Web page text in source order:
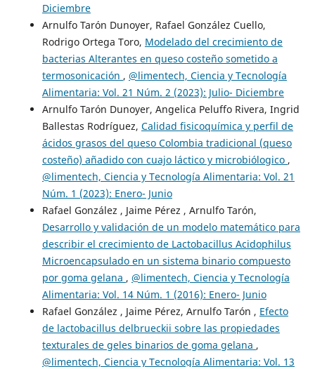
Diciembre
Arnulfo Tarón Dunoyer, Rafael González Cuello,
Rodrigo Ortega Toro, Modelado del crecimiento de
bacterias Alterantes en queso costeño sometido a
termosonicación , @limentech, Ciencia y Tecnología
Alimentaria: Vol. 21 Núm. 2 (2023): Julio- Diciembre
Arnulfo Tarón Dunoyer, Angelica Peluffo Rivera, Ingrid
Ballestas Rodríguez, Calidad fisicoquímica y perfil de
ácidos grasos del queso Colombia tradicional (queso
costeño) añadido con cuajo láctico y microbiólogico ,
@limentech, Ciencia y Tecnología Alimentaria: Vol. 21
Núm. 1 (2023): Enero- Junio
Rafael González , Jaime Pérez , Arnulfo Tarón,
Desarrollo y validación de un modelo matemático para
describir el crecimiento de Lactobacillus Acidophilus
Microencapsulado en un sistema binario compuesto
por goma gelana , @limentech, Ciencia y Tecnología
Alimentaria: Vol. 14 Núm. 1 (2016): Enero- Junio
Rafael González , Jaime Pérez, Arnulfo Tarón , Efecto
de lactobacillus delbrueckii sobre las propiedades
texturales de geles binarios de goma gelana ,
@limentech, Ciencia y Tecnología Alimentaria: Vol. 13